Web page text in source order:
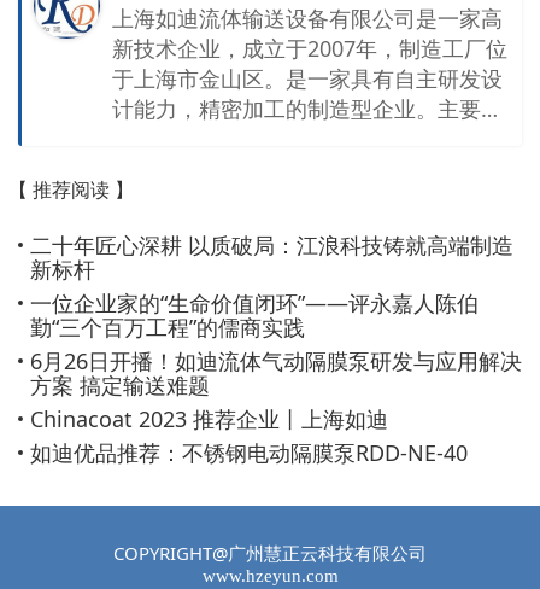
上海如迪流体输送设备有限公司是一家高
新技术企业，成立于2007年，制造工厂位
于上海市金山区。是一家具有自主研发设
计能力，精密加工的制造型企业。主要生
品。 目前如迪共有63项专利，其中2项发
明专利，海外专利1项。年产量隔膜泵2万
多台（套）。约85%左右的产品出口到海
外市场！国内市场主要分布在核电，新能
源，精细化工，制药，涂料，油漆，造
船，环保，水处理等行业，拥有一支专业
的核心团队来服务我们的客户！ 上海如迪
的核心价值观：以客户为中心，不断持续
推出新产品。不占员工便宜，不占客户便
宜，不占供应商便宜，让社会满意，期待
着与您更加长久的合作！
【 推荐阅读 】
二十年匠心深耕 以质破局：江浪科技铸就高端制造
新标杆
一位企业家的“生命价值闭环”——评永嘉人陈伯
勤“三个百万工程”的儒商实践
6月26日开播！如迪流体气动隔膜泵研发与应用解决
方案 搞定输送难题
Chinacoat 2023 推荐企业丨上海如迪
如迪优品推荐：不锈钢电动隔膜泵RDD-NE-40
COPYRIGHT@广州慧正云科技有限公司
www.hzeyun.com